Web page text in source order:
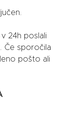
24h poslali
Če sporočila
pošto ali